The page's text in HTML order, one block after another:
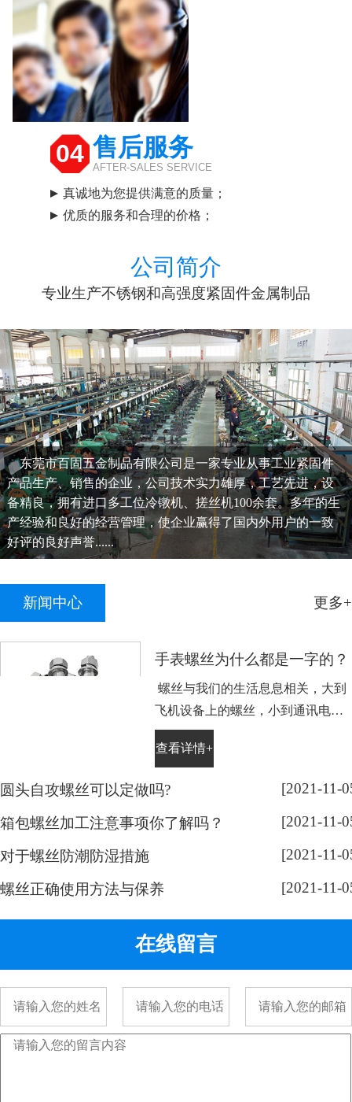
04 售后服务
AFTER-SALES SERVICE
真诚地为您提供满意的质量；
优质的服务和合理的价格；
公司简介
专业生产不锈钢和高强度紧固件金属制品
东莞市百固五金制品有限公司是一家专业从事工业紧固件
产品生产、销售的企业，公司技术实力雄厚，工艺先进，设
备精良，拥有进口多工位冷镦机、搓丝机100余套。多年的生
产经验和良好的经营管理，使企业赢得了国内外用户的一致
好评的良好声誉......
新闻中心 更多+
手表螺丝为什么都是一字的？
螺丝与我们的生活息息相关，大到
飞机设备上的螺丝，小到通讯电子
设备手表上的小螺丝。不知道大家
平时有没有留意，手表螺丝大部分
奇，跟随小编脚步来带大家了解一
下： 手表螺丝属于精密螺丝，之所
工方式决定的。手表精密螺丝，是
采用车加工出来的，头部...
查看详情+
圆头自攻螺丝可以定做吗? [2021-11-
箱包螺丝加工注意事项你了解吗？ [2021-11-
对于螺丝防潮防湿措施 [2021-11-
螺丝正确使用方法与保养 [2021-11-
在线留言